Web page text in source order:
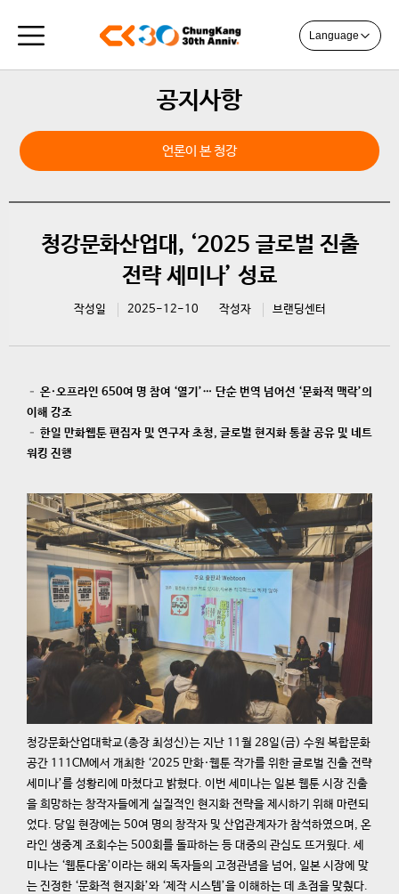
Language
공지사항
언론이 본 청강
청강문화산업대, ‘2025 글로벌 진출
전략 세미나’ 성료
작성일 2025-12-10 작성자 브랜딩센터
– 온·오프라인 650여 명 참여 ‘열기’… 단순 번역 넘어선 ‘문화적 맥락’의
이해 강조
– 한일 만화웹툰 편집자 및 연구자 초청, 글로벌 현지화 통찰 공유 및 네트
워킹 진행
청강문화산업대학교(총장 최성신)는 지난 11월 28일(금) 수원 복합문화
공간 111CM에서 개최한 ‘2025 만화·웹툰 작가를 위한 글로벌 진출 전략
세미나’를 성황리에 마쳤다고 밝혔다. 이번 세미나는 일본 웹툰 시장 진출
을 희망하는 창작자들에게 실질적인 현지화 전략을 제시하기 위해 마련되
었다. 당일 현장에는 50여 명의 창작자 및 산업관계자가 참석하였으며, 온
라인 생중계 조회수는 500회를 돌파하는 등 대중의 관심도 뜨거웠다. 세
미나는 ‘웹툰다움’이라는 해외 독자들의 고정관념을 넘어, 일본 시장에 맞
는 진정한 ‘문화적 현지화’와 ‘제작 시스템’을 이해하는 데 초점을 맞췄다.